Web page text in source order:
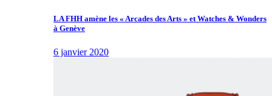
LA FHH amène les « Arcades des Arts » et Watches & Wonders
à Genève
6 janvier 2020